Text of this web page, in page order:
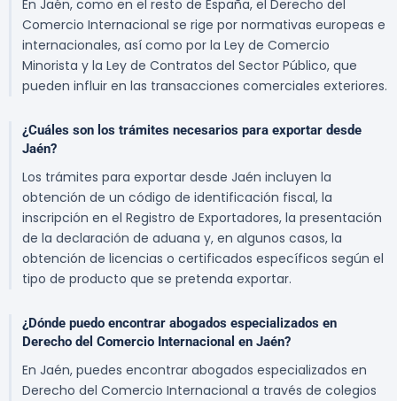
En Jaén, como en el resto de España, el Derecho del
Comercio Internacional se rige por normativas europeas e
internacionales, así como por la Ley de Comercio
Minorista y la Ley de Contratos del Sector Público, que
pueden influir en las transacciones comerciales exteriores.
¿Cuáles son los trámites necesarios para exportar desde
Jaén?
Los trámites para exportar desde Jaén incluyen la
obtención de un código de identificación fiscal, la
inscripción en el Registro de Exportadores, la presentación
de la declaración de aduana y, en algunos casos, la
obtención de licencias o certificados específicos según el
tipo de producto que se pretenda exportar.
¿Dónde puedo encontrar abogados especializados en
Derecho del Comercio Internacional en Jaén?
En Jaén, puedes encontrar abogados especializados en
Derecho del Comercio Internacional a través de colegios